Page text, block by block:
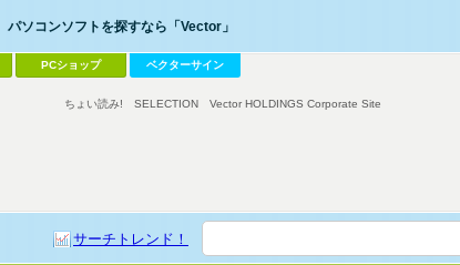
パソコンソフトを探すなら「Vector」
PCショップ ベクターサイン
サーチトレンド！
ちょい読み! SELECTION Vector HOLDINGS Corporate Site